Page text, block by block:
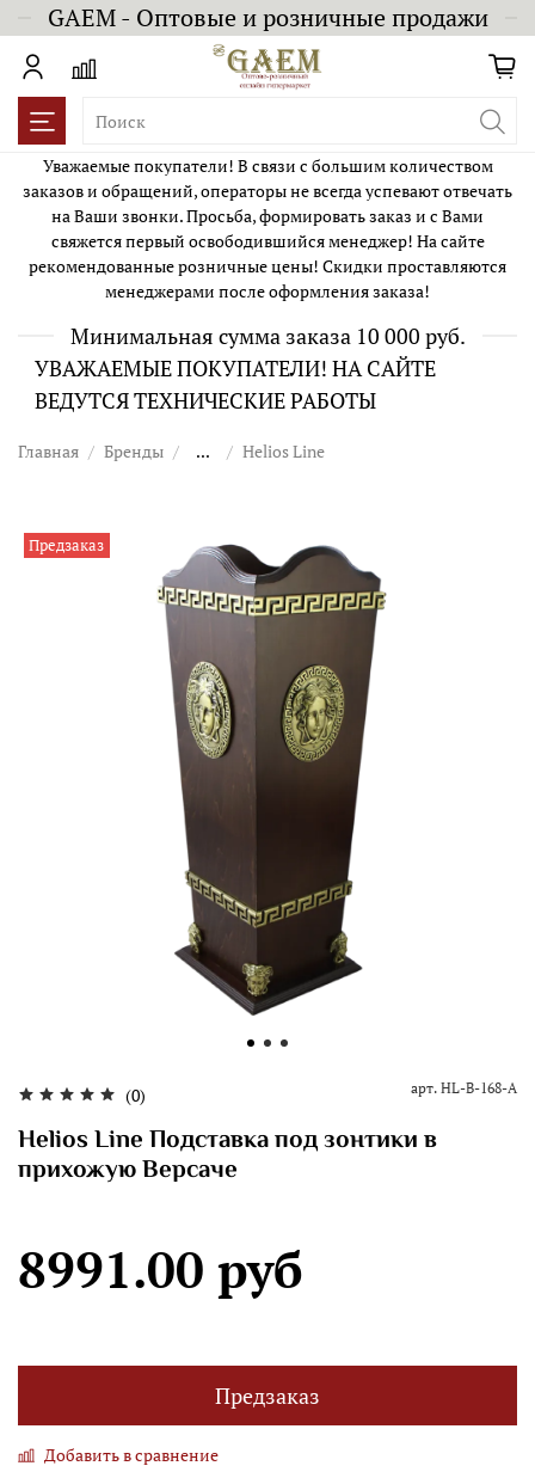
GAEM - Оптовые и розничные продажи
Уважаемые покупатели! В связи с большим количеством
заказов и обращений, операторы не всегда успевают отвечать
на Ваши звонки. Просьба, формировать заказ и с Вами
свяжется первый освободившийся менеджер! На сайте
рекомендованные розничные цены! Скидки проставляются
менеджерами после оформления заказа!
Минимальная сумма заказа 10 000 руб.
УВАЖАЕМЫЕ ПОКУПАТЕЛИ! НА САЙТЕ
ВЕДУТСЯ ТЕХНИЧЕСКИЕ РАБОТЫ
Главная Бренды ... Helios Line
Предзаказ
(0) арт. HL-B-168-A
Helios Line Подставка под зонтики в
прихожую Версаче
8991.00 руб
Предзаказ
Добавить в сравнение